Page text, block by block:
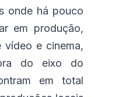
onde há pouco
em produção,
vídeo e cinema,
do eixo do
em total